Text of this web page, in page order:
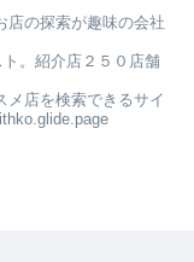
店の探索が趣味の会社
。紹介店２５０店舗
メ店を検索できるサイ